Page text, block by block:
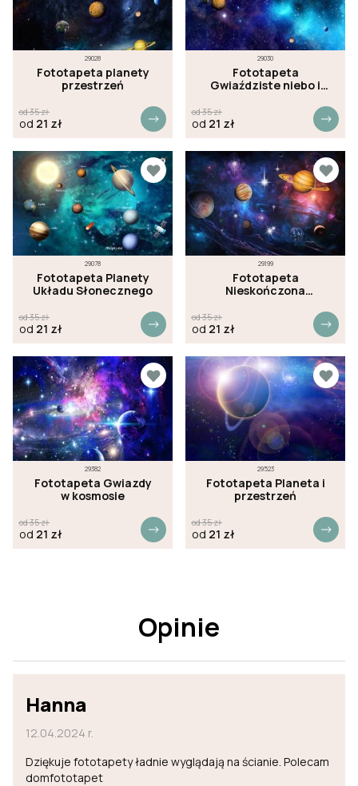
29028
Fototapeta planety
przestrzeń
od35zł
od 21 zł
29030
Fototapeta
Gwiaździste niebo i
od35zł
od 21 zł
29078
Fototapeta Planety
Układu Słonecznego
od35zł
od 21 zł
29199
Fototapeta
Nieskończona
od35zł
od 21 zł
29382
Fototapeta Gwiazdy
w kosmosie
od35zł
od 21 zł
29523
Fototapeta Planeta i
przestrzeń
od35zł
od 21 zł
Opinie
Hanna
12.04.2024 r.
Dziękuje fototapety ładnie wyglądają na ścianie. Polecam
domfototapet